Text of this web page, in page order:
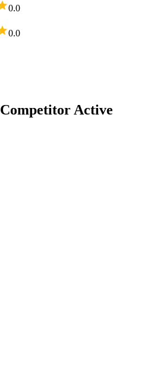
0.0
0.0
Competitor Active